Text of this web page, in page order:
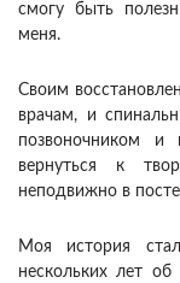
смогу быть
меня.
Своим
врачам, и
позвоночником
вернуться к
неподвижно в
Моя история
нескольких лет